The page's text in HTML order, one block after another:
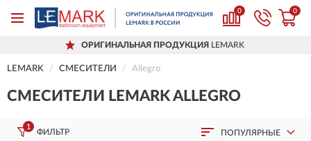
0 0
ОРИГИНАЛЬНАЯ ПРОДУКЦИЯ LEMARK
LEMARK СМЕСИТЕЛИ Allegro
СМЕСИТЕЛИ LEMARK ALLEGRO
1
ФИЛЬТР ПОПУЛЯРНЫЕ